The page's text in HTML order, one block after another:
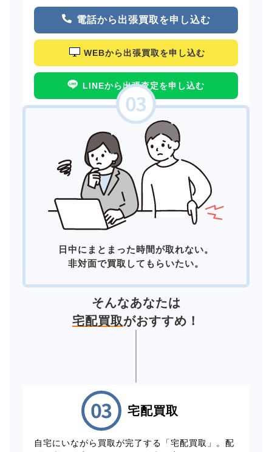
電話から出張買取を申し込む
WEBから出張買取を申し込む
LINEから出張査定を申し込む
日中にまとまった時間が取れない。
非対面で買取してもらいたい。
そんなあなたは
宅配買取がおすすめ！
宅配買取
自宅にいながら買取が完了する「宅配買取」。配